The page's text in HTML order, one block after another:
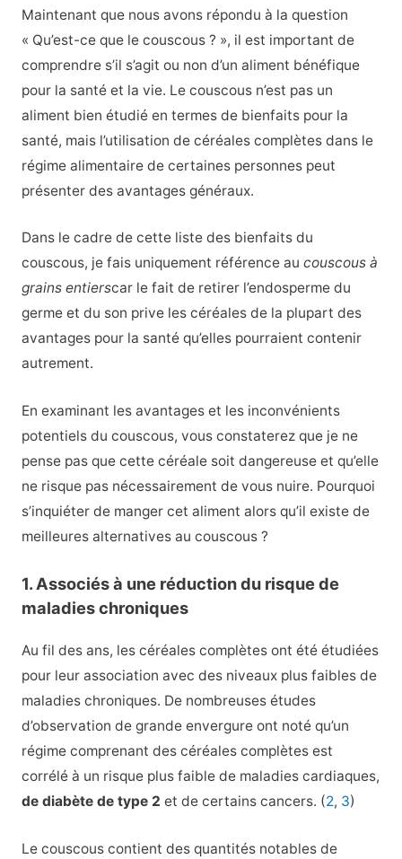
Maintenant que nous avons répondu à la question
« Qu’est-ce que le couscous ? », il est important de
comprendre s’il s’agit ou non d’un aliment bénéfique
pour la santé et la vie. Le couscous n’est pas un
aliment bien étudié en termes de bienfaits pour la
santé, mais l’utilisation de céréales complètes dans le
régime alimentaire de certaines personnes peut
présenter des avantages généraux.
Dans le cadre de cette liste des bienfaits du
couscous, je fais uniquement référence au couscous à
grains entierscar le fait de retirer l’endosperme du
germe et du son prive les céréales de la plupart des
avantages pour la santé qu’elles pourraient contenir
autrement.
En examinant les avantages et les inconvénients
potentiels du couscous, vous constaterez que je ne
pense pas que cette céréale soit dangereuse et qu’elle
ne risque pas nécessairement de vous nuire. Pourquoi
s’inquiéter de manger cet aliment alors qu’il existe de
meilleures alternatives au couscous ?
1. Associés à une réduction du risque de
maladies chroniques
Au fil des ans, les céréales complètes ont été étudiées
pour leur association avec des niveaux plus faibles de
maladies chroniques. De nombreuses études
d’observation de grande envergure ont noté qu’un
régime comprenant des céréales complètes est
corrélé à un risque plus faible de maladies cardiaques,
de diabète de type 2 et de certains cancers. (2, 3)
Le couscous contient des quantités notables de